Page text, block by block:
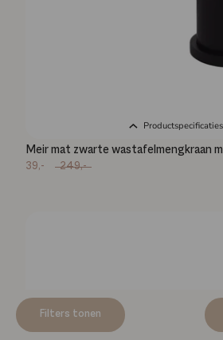
Filters tonen
Productspecificaties
Meir mat zwarte wastafelmengkraan
39,- 249,-